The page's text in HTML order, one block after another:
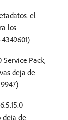
el
los
Service Pack,
deja de
deja de